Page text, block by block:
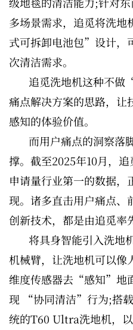
多场景需求，追觅将洗
式可拆卸电池包”设计，
次清洁需求。
追觅洗地机这种不
痛点解决方案的思路，让
感知的体验价值。
而用户痛点的洞察落
撑。截至2025年10月，
申请量行业第一的数据
现。诸多直击用户痛点、
创新技术，都是由追觅率
将具身智能引入洗地
机械臂，让洗地机可以
维度传感器去“感知”地
现 “协同清洁”行为;搭
统的T60 Ultra洗地机，